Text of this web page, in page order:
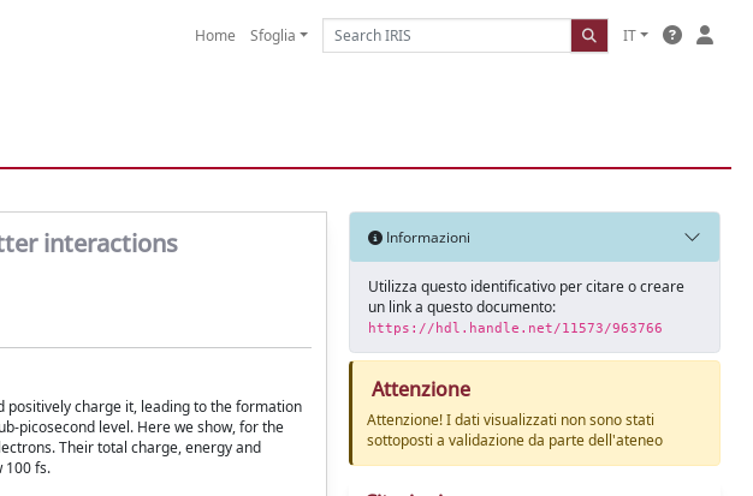
Home Sfoglia IT
interactions
charge it, leading to the formation
picosecond level. Here we show, for the
Their total charge, energy and
100 fs.
Informazioni
Utilizza questo identificativo per citare o creare
un link a questo documento:
https://hdl.handle.net/11573/963766
Attenzione
Attenzione! I dati visualizzati non sono stati
sottoposti a validazione da parte dell'ateneo